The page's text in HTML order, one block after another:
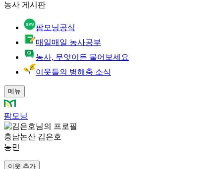
농사 게시판
팜모닝공식
매일매일 농사공부
농사, 무엇이든 물어보세요
이웃들의 병해충 소식
메뉴
팜모닝
충남논산 김은호
농민
이웃 추가